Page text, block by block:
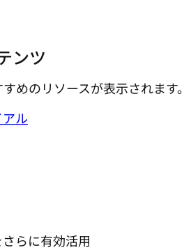
ンツ
めのリソースが表示されます。
ル
らに有効活用